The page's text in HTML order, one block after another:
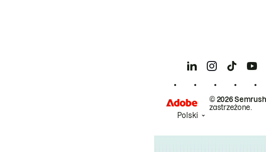
© 2026
zastrzeżone.
Polski